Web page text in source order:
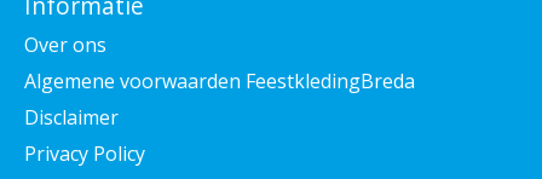
Over ons
Algemene voorwaarden FeestkledingBreda
Disclaimer
Privacy Policy